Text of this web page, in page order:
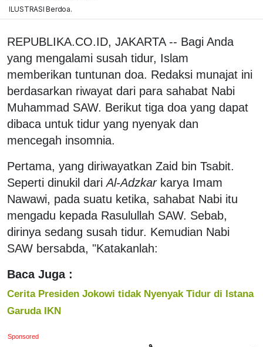
ILUSTRASI Berdoa.
REPUBLIKA.CO.ID, JAKARTA -- Bagi Anda
yang mengalami susah tidur, Islam
memberikan tuntunan doa. Redaksi munajat ini
berdasarkan riwayat dari para sahabat Nabi
Muhammad SAW. Berikut tiga doa yang dapat
dibaca untuk tidur yang nyenyak dan
mencegah insomnia.
Pertama, yang diriwayatkan Zaid bin Tsabit.
Seperti dinukil dariAl-Adzkarkarya Imam
Nawawi, pada suatu ketika, sahabat Nabi itu
mengadu kepada Rasulullah SAW. Sebab,
dirinya sedang susah tidur. Kemudian Nabi
SAW bersabda, "Katakanlah:
Baca Juga :
Cerita Presiden Jokowi tidak Nyenyak Tidur di Istana
Garuda IKN
Sponsored